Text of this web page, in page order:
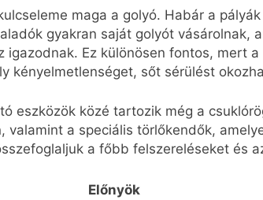
maga a golyó. Habár a
gyakran saját golyót vásárolnak,
igazodnak. Ez különösen fontos, mert
kényelmetlenséget, sőt sérülést
eszközök közé tartozik még a
valamint a speciális törlőkendők,
a főbb felszereléseket és
Előnyök